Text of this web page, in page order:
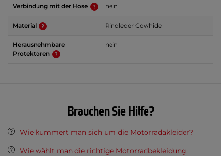
Verbindung mit der Hose nein
Material Rindleder Cowhide
Herausnehmbare
Protektoren
nein
Brauchen Sie Hilfe?
Wie kümmert man sich um die Motorradakleider?
Wie wählt man die richtige Motorradbekleidung